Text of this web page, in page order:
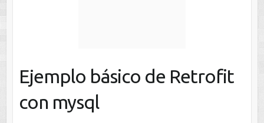
Ejemplo básico de Retrofit
con mysql